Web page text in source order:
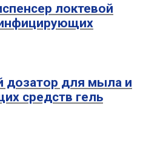
локтевой
дозатор для мыла и
средств гель